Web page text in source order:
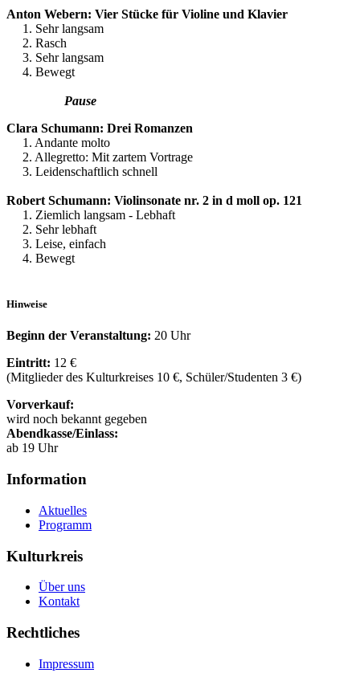
Anton Webern: Vier Stücke für Violine und Klavier
1. Sehr langsam
2. Rasch
3. Sehr langsam
4. Bewegt
Pause
Clara Schumann: Drei Romanzen
1. Andante molto
2. Allegretto: Mit zartem Vortrage
3. Leidenschaftlich schnell
Robert Schumann: Violinsonate nr. 2 in d moll op. 121
1. Ziemlich langsam - Lebhaft
2. Sehr lebhaft
3. Leise, einfach
4. Bewegt
Hinweise
Beginn der Veranstaltung: 20 Uhr
Eintritt: 12 €
(Mitglieder des Kulturkreises 10 €, Schüler/Studenten 3 €)
Vorverkauf:
wird noch bekannt gegeben
Abendkasse/Einlass:
ab 19 Uhr
Information
Aktuelles
Programm
Kulturkreis
Über uns
Kontakt
Rechtliches
Impressum